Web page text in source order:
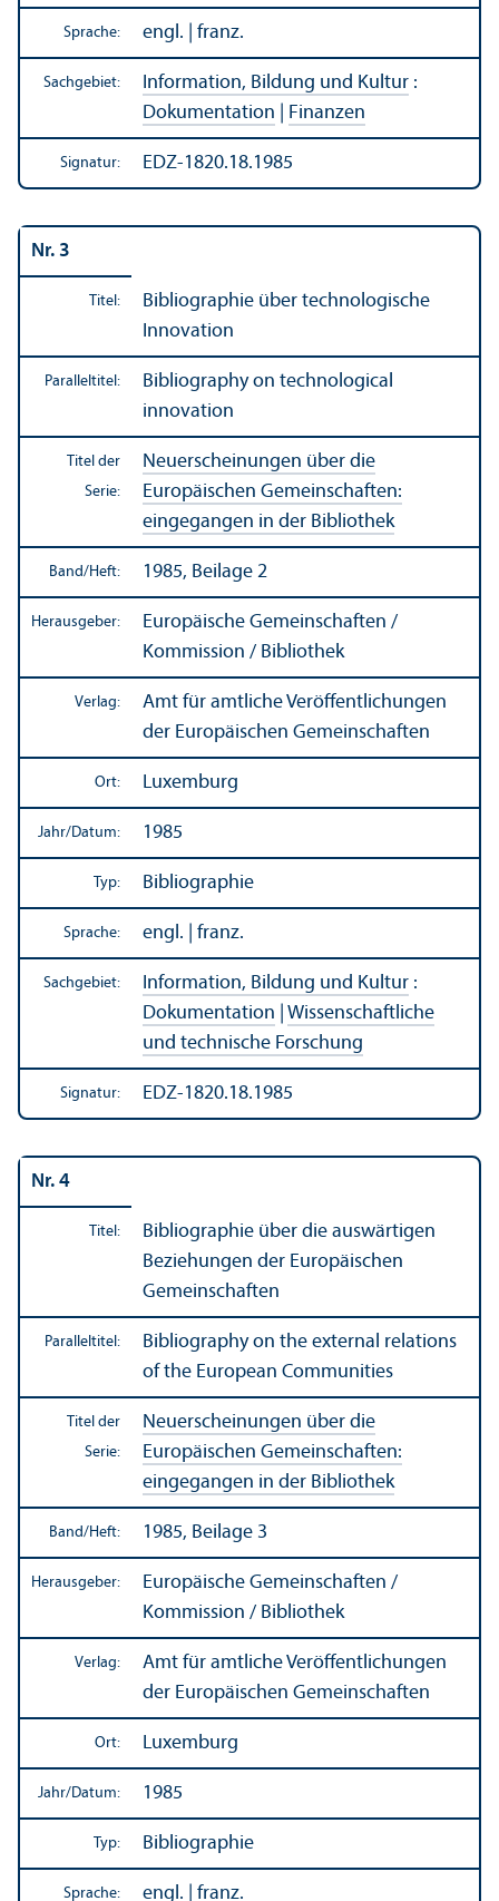
Sprache: engl. | franz.
Sachgebiet: Information, Bildung und Kultur :
Dokumentation
Finanzen
Signatur: EDZ-1820.18.1985
Nr. 3
Titel: Bibliographie über technologische
Innovation
Paralleltitel:
Bibliography on technological
innovation
Titel der
Serie:
Neuerscheinungen über die
Europäischen Gemeinschaften:
eingegangen in der Bibliothek
Band/Heft: 1985, Beilage 2
Herausgeber:
Europäische Gemeinschaften /
Kommission / Bibliothek
Verlag:
Amt für amtliche Veröffentlichungen
der Europäischen Gemeinschaften
Ort: Luxemburg
Jahr/Datum: 1985
Typ: Bibliographie
Sprache: engl. | franz.
Sachgebiet: Information, Bildung und Kultur :
Dokumentation
Wissenschaft­liche
und technische Forschung
Signatur: EDZ-1820.18.1985
Nr. 4
Titel: Bibliographie über die auswärtigen
Beziehungen der Europäischen
Gemeinschaften
Paralleltitel:
Bibliography on the external relations
of the European Communities
Titel der
Serie:
Neuerscheinungen über die
Europäischen Gemeinschaften:
eingegangen in der Bibliothek
Band/Heft: 1985, Beilage 3
Herausgeber:
Europäische Gemeinschaften /
Kommission / Bibliothek
Verlag:
Amt für amtliche Veröffentlichungen
der Europäischen Gemeinschaften
Ort: Luxemburg
Jahr/Datum: 1985
Typ: Bibliographie
Sprache: engl. | franz.